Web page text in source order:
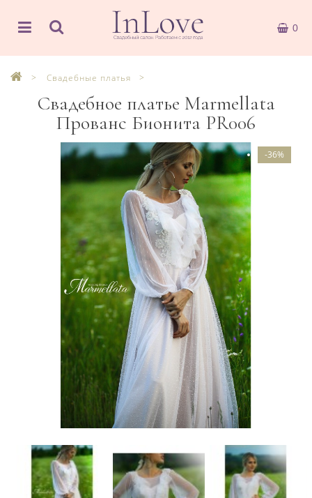
0
Свадебные платья
Свадебное платье Marmellata
Прованс Бионита PR006
-36%